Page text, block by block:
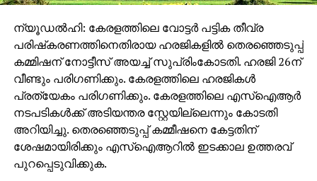
ന്യൂഡല്‍ഹി: കേരളത്തിലെ വോട്ടര്‍ പട്ടിക തീവ്ര
പരിഷ്‌കരണത്തിനെതിരായ ഹരജികളില്‍ തെരഞ്ഞെടുപ്പ്
കമ്മിഷന് നോട്ടീസ് അയച്ച് സുപ്രിംകോടതി. ഹരജി 26ന്
വീണ്ടും പരിഗണിക്കും. കേരളത്തിലെ ഹരജികള്‍
പ്രത്യേകം പരിഗണിക്കും. കേരളത്തിലെ എസ്‌ഐആര്‍
നടപടികള്‍ക്ക് അടിയന്തര സ്റ്റേയില്ലെന്നും കോടതി
അറിയിച്ചു. തെരഞ്ഞെടുപ്പ് കമ്മീഷനെ കേട്ടതിന്
ശേഷമായിരിക്കും എസ്‌ഐആറില്‍ ഇടക്കാല ഉത്തരവ്
പുറപ്പെടുവിക്കുക.